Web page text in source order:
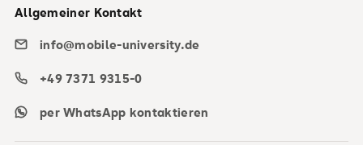
Allgemeiner Kontakt
info@mobile-university.de
+49 7371 9315-0
per WhatsApp kontaktieren